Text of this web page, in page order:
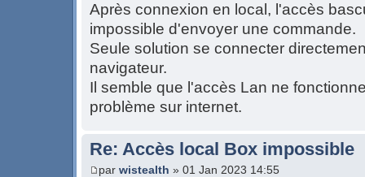
Après connexion en local, l'accès
impossible d'envoyer une commande.
Seule solution se connecter
navigateur.
Il semble que l'accès Lan ne
problème sur internet.
Re: Accès local Box impossible
par wistealth » 01 Jan 2023 14:55